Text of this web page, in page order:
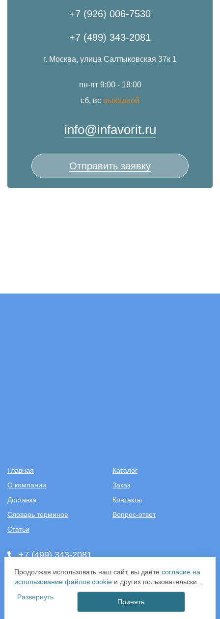
+7 (926) 006-7530
+7 (499) 343-2081
г. Москва, улица Салтыковская 37к 1
пн-пт 9:00 - 18:00
сб, вс выходной
info@infavorit.ru
Отправить заявку
Главная
Каталог
О компании
Заказ
Доставка
Контакты
Словарь терминов
Вопрос-ответ
Статьи
+7 (499) 343-2081
ООО «САНТЕХПОСТАВКА»
ИНН: 7731286301
ОГРН: 1157746583092
121357, г. Москва, ул. Верейская, д. 29, стр. 35
Продолжая использовать наш сайт, вы даёте согласие на
использование файлов cookieи других пользовательских
данных (включая IP-адрес, сведения о местоположении,
устройстве, действиях на сайте и т. п.) для
функционирования сайта, проведения статистических
Развернуть
Принять